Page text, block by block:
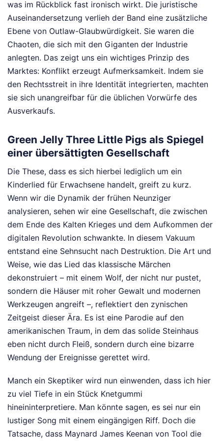
was im Rückblick fast ironisch wirkt. Die juristische
Auseinandersetzung verlieh der Band eine zusätzliche
Ebene von Outlaw-Glaubwürdigkeit. Sie waren die
Chaoten, die sich mit den Giganten der Industrie
anlegten. Das zeigt uns ein wichtiges Prinzip des
Marktes: Konflikt erzeugt Aufmerksamkeit. Indem sie
den Rechtsstreit in ihre Identität integrierten, machten
sie sich unangreifbar für die üblichen Vorwürfe des
Ausverkaufs.
Green Jelly Three Little Pigs als Spiegel
einer übersättigten Gesellschaft
Die These, dass es sich hierbei lediglich um ein
Kinderlied für Erwachsene handelt, greift zu kurz.
Wenn wir die Dynamik der frühen Neunziger
analysieren, sehen wir eine Gesellschaft, die zwischen
dem Ende des Kalten Krieges und dem Aufkommen der
digitalen Revolution schwankte. In diesem Vakuum
entstand eine Sehnsucht nach Destruktion. Die Art und
Weise, wie das Lied das klassische Märchen
dekonstruiert – mit einem Wolf, der nicht nur pustet,
sondern die Häuser mit roher Gewalt und modernen
Werkzeugen angreift –, reflektiert den zynischen
Zeitgeist dieser Ära. Es ist eine Parodie auf den
amerikanischen Traum, in dem das solide Steinhaus
eben nicht durch Fleiß, sondern durch eine bizarre
Wendung der Ereignisse gerettet wird.
Manch ein Skeptiker wird nun einwenden, dass ich hier
zu viel Tiefe in ein Stück Knetgummi
hineininterpretiere. Man könnte sagen, es sei nur ein
lustiger Song mit einem eingängigen Riff. Doch die
Tatsache, dass Maynard James Keenan von Tool die